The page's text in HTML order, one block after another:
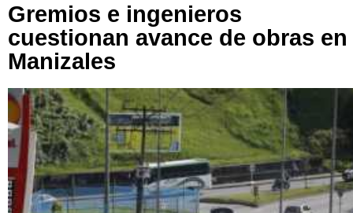
Gremios e ingenieros
cuestionan avance de obras en
Manizales